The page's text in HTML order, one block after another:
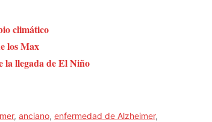
climático
los Max
la llegada de El Niño
, anciano, enfermedad de Alzheimer,